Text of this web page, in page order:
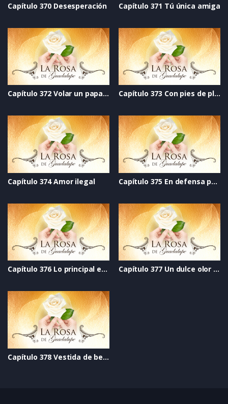
Capítulo 370 Desesperación Capítulo 371 Tú única amiga
Capítulo 372 Volar un papalote Capítulo 373 Con pies de plomo
Capítulo 374 Amor ilegal Capítulo 375 En defensa propia
Capítulo 376 Lo principal en la vida Capítulo 377 Un dulce olor a rosas
Capítulo 378 Vestida de besos